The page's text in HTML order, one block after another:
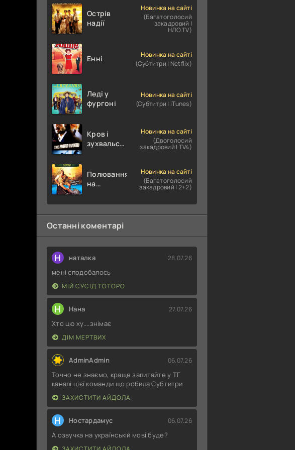
Острів
надії
Новинка на сайті
(Багатоголосий
закадровий |
НЛО.TV)
Енні
Новинка на сайті
(Субтитри | Netflix)
Леді у
фургоні
Новинка на сайті
(Субтитри | iTunes)
Кров і
зухвальство
Новинка на сайті
(Двоголосий
закадровий | TV4)
Полювання
на
Сутичка
Новинка на сайті
(Багатоголосий
закадровий | 2+2)
Останні коментарі
Н наталка 28.07.26
мені сподобалось
МІЙ СУСІД ТОТОРО
Н Нана 27.07.26
Хто цю ху....знімає
ДІМ МЕРТВИХ
AdminAdmin 06.07.26
Точно не знаємо, краще запитайте у ТГ
каналі цієї команди що робила Субтитри
ЗАХИСТИТИ АЙДОЛА
Н Ностардамус 06.07.26
А озвучка на українській мові буде?